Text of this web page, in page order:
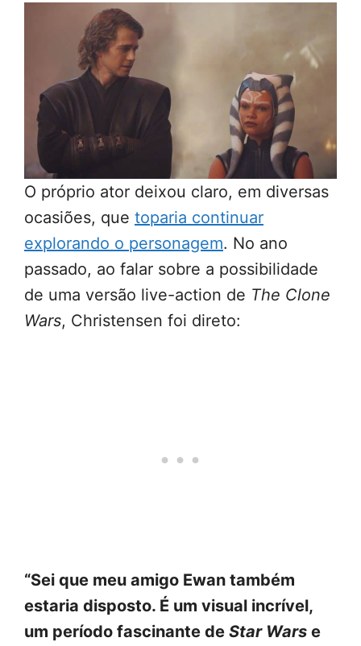
O próprio ator deixou claro, em diversas
ocasiões, que toparia continuar
explorando o personagem. No ano
passado, ao falar sobre a possibilidade
de uma versão live-action de The Clone
Wars, Christensen foi direto:
“Sei que meu amigo Ewan também
estaria disposto. É um visual incrível,
um período fascinante de Star Wars e